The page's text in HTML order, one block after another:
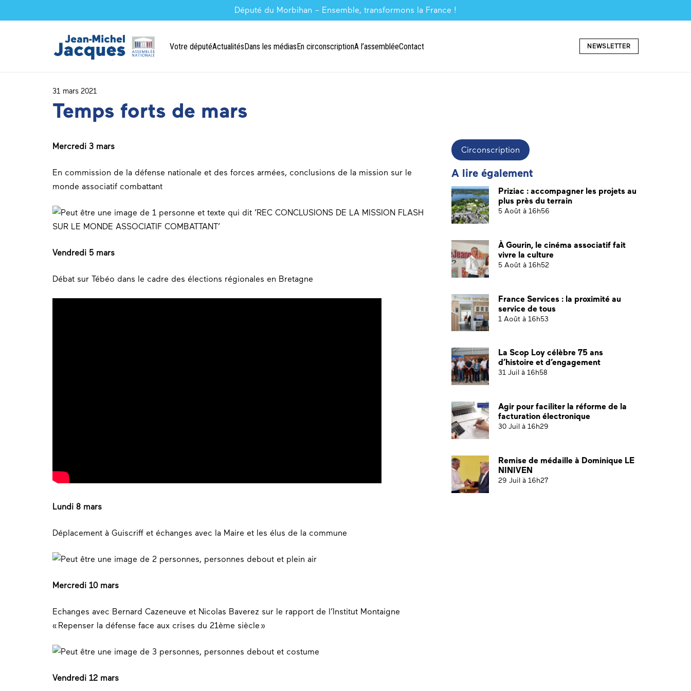
Député du Morbihan – Ensemble, transformons la France !
Votre députéActualitésDans les médiasEn circonscriptionA l’assembléeContact NEWSLETTER
31 mars 2021
Temps forts de mars
Mercredi 3 mars
En commission de la défense nationale et des forces armées, conclusions de la mission sur le
monde associatif combattant
Vendredi 5 mars
Débat sur Tébéo dans le cadre des élections régionales en Bretagne
Lundi 8 mars
Déplacement à Guiscriff et échanges avec la Maire et les élus de la commune
Mercredi 10 mars
Echanges avec Bernard Cazeneuve et Nicolas Baverez sur le rapport de l’Institut Montaigne
« Repenser la défense face aux crises du 21ème siècle »
Vendredi 12 mars
Circonscription
A lire également
Priziac : accompagner les projets au
plus près du terrain
5 Août à 16h56
À Gourin, le cinéma associatif fait
vivre la culture
5 Août à 16h52
France Services : la proximité au
service de tous
1 Août à 16h53
La Scop Loy célèbre 75 ans
d’histoire et d’engagement
31 Juil à 16h58
Agir pour faciliter la réforme de la
facturation électronique
30 Juil à 16h29
Remise de médaille à Dominique LE
NINIVEN
29 Juil à 16h27